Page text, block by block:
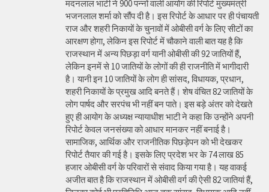
मदनलाल भाटी ने 900 पन्नों वाली आयोग की रिपोर्ट मुख्यमंत्री
भजनलाल शर्मा को सौंप दी है। इस रिपोर्ट के आधार पर ही पंचायती
राज और शहरी निकायों के चुनावों में ओबीसी वर्ग के लिए सीटों का
आरक्षण होगा, लेकिन इस रिपोर्ट में चौकाने वाली बात यह है कि
राजस्थान में अन्य पिछड़ा वर्ग यानी ओबीसी की 92 जातियों हैं,
लेकिन इनमें से 10 जातियों के लोगों की ही राजनीति में भागीदारी
है। यानी इन 10 जातियों के लोग ही सांसद, विधायक, प्रधान,
शहरी निकायों के प्रमुख आदि बनते हैं। शेष वंचित 82 जातियों के
लोग पार्षद और सरपंच भी नहीं बन पाते। इस बड़े अंतर को देखते
हुए ही आयोग के अध्यक्ष न्यायाधीश भाटी ने कहा कि उन्होंने अपनी
रिपोर्ट केवल जनसंख्या को आधार मानकर नहीं बनाई है।
सामाजिक, आर्थिक और राजनीतिक पिछड़ेपन को भी देखकर
रिपोर्ट तैयार की गई है। इसके लिए प्रदेश भर के 74 लाख 85
हजार ओबीसी वर्ग के परिवारों से संवाद किया गया है। यह वाकई
अजीत बात है कि राजस्थान में ओबीसी वर्ग की ऐसी 82 जातियां हैं,